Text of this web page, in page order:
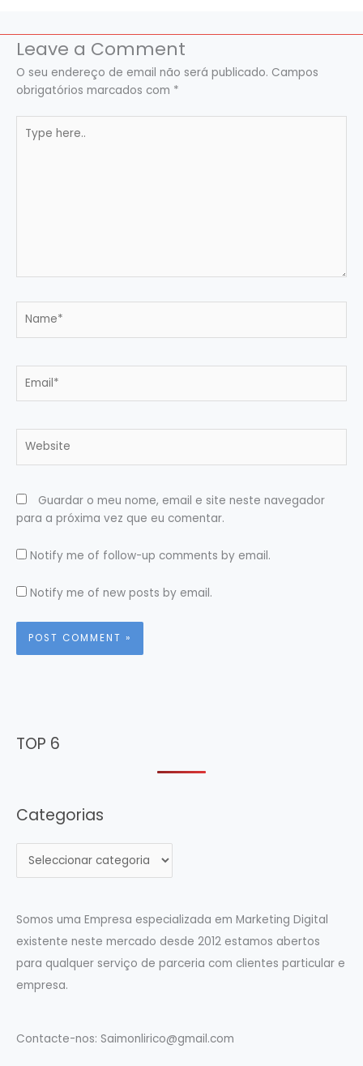
Leave a Comment
O seu endereço de email não será publicado. Campos
obrigatórios marcados com *
here..
Guardar o meu nome, email e site neste navegador
para a próxima vez que eu comentar.
Notify me of follow-up comments by email.
Notify me of new posts by email.
TOP 6
Categorias
a
e
g
o
r
Somos uma Empresa especializada em Marketing Digital
existente neste mercado desde 2012 estamos abertos
para qualquer serviço de parceria com clientes particular e
empresa.
Contacte-nos: Saimonlirico@gmail.com